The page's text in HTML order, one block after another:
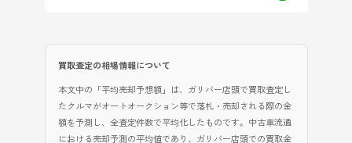
買取査定の相場情報について
本文中の「平均売却予想額」は、ガリバー店頭で買取査定し
たクルマがオートオークション等で落札・売却される際の金
額を予測し、全査定件数で平均化したものです。中古車流通
における売却予測の平均値であり、ガリバー店頭での買取金